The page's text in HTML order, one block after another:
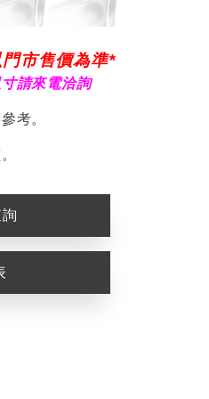
市售價為準*
請來電洽詢
考。